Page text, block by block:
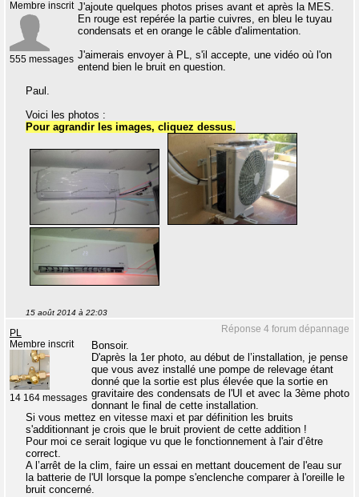
Membre inscrit
555 messages
J'ajoute quelques photos prises avant et après la MES.
En rouge est repérée la partie cuivres, en bleu le tuyau
condensats et en orange le câble d'alimentation.
J'aimerais envoyer à PL, s'il accepte, une vidéo où l'on
entend bien le bruit en question.
Paul.
Voici les photos :
Pour agrandir les images, cliquez dessus.
15 août 2014 à 22:03
Réponse 4 forum dépannage
PL
Membre inscrit
14 164 messages
Bonsoir.
D'après la 1er photo, au début de l’installation, je pense
que vous avez installé une pompe de relevage étant
donné que la sortie est plus élevée que la sortie en
gravitaire des condensats de l'UI et avec la 3ème photo
donnant le final de cette installation.
Si vous mettez en vitesse maxi et par définition les bruits
s'additionnant je crois que le bruit provient de cette addition !
Pour moi ce serait logique vu que le fonctionnement à l'air d’être
correct.
A l’arrêt de la clim, faire un essai en mettant doucement de l'eau sur
la batterie de l'UI lorsque la pompe s'enclenche comparer à l'oreille le
bruit concerné.